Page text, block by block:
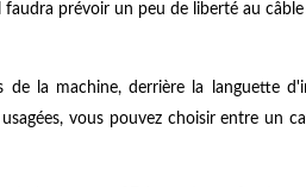
prévoir un peu de liberté au
la machine, derrière la languette
vous pouvez choisir entre un